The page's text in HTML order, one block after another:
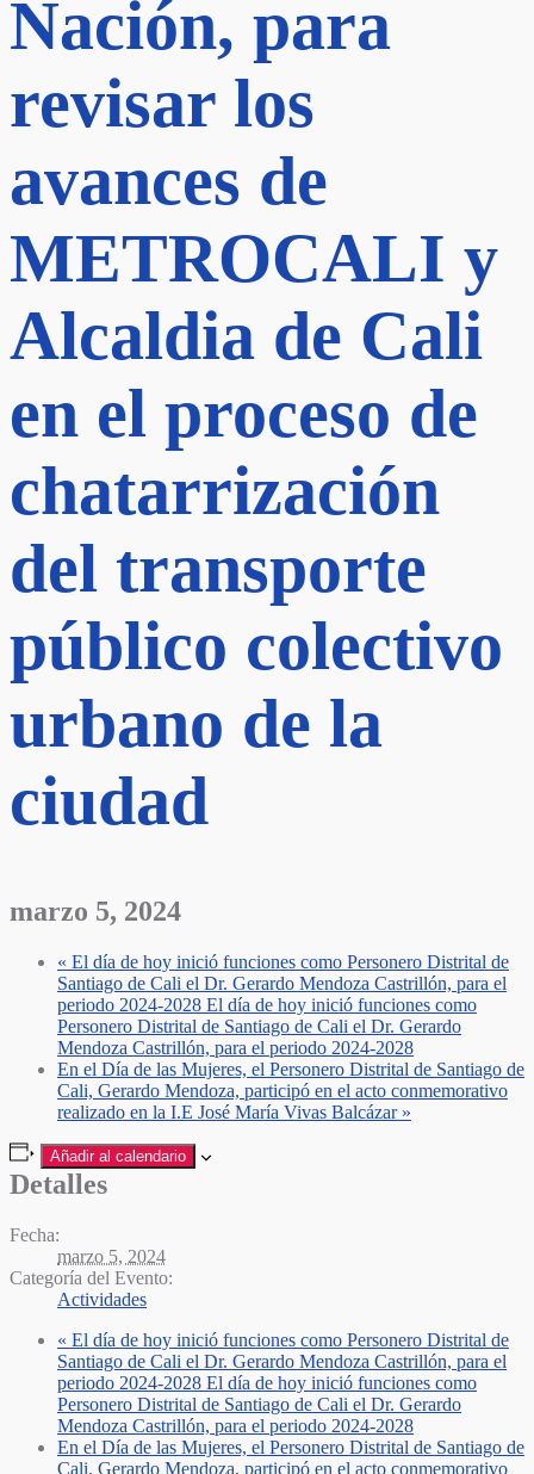
Nación, para
revisar los
avances de
METROCALI y
Alcaldia de Cali
en el proceso de
chatarrización
del transporte
público colectivo
urbano de la
ciudad
marzo 5, 2024
« El día de hoy inició funciones como Personero Distrital de
Santiago de Cali el Dr. Gerardo Mendoza Castrillón, para el
periodo 2024-2028 El día de hoy inició funciones como
Personero Distrital de Santiago de Cali el Dr. Gerardo
Mendoza Castrillón, para el periodo 2024-2028
En el Día de las Mujeres, el Personero Distrital de Santiago de
Cali, Gerardo Mendoza, participó en el acto conmemorativo
realizado en la I.E José María Vivas Balcázar »
Añadir al calendario
Detalles
Fecha:
marzo 5, 2024
Categoría del Evento:
Actividades
« El día de hoy inició funciones como Personero Distrital de
Santiago de Cali el Dr. Gerardo Mendoza Castrillón, para el
periodo 2024-2028 El día de hoy inició funciones como
Personero Distrital de Santiago de Cali el Dr. Gerardo
Mendoza Castrillón, para el periodo 2024-2028
En el Día de las Mujeres, el Personero Distrital de Santiago de
Cali, Gerardo Mendoza, participó en el acto conmemorativo